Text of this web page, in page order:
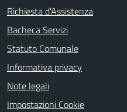
Richiesta d'Assistenza
Bacheca Servizi
Statuto Comunale
Informativa privacy
Note legali
Impostazioni Cookie